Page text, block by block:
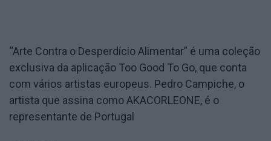
“Arte Contra o Desperdício Alimentar” é uma coleção
exclusiva da aplicação Too Good To Go, que conta
com vários artistas europeus. Pedro Campiche, o
artista que assina como AKACORLEONE, é o
representante de Portugal